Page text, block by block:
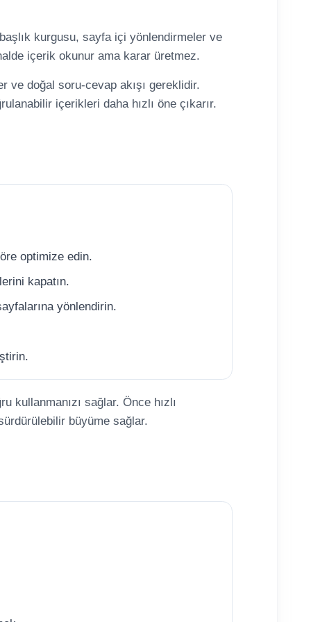
kurgusu, sayfa içi yönlendirmeler ve
içerik okunur ama karar üretmez.
ve doğal soru-cevap akışı gereklidir.
içerikleri daha hızlı öne çıkarır.
optimize edin.
kapatın.
yönlendirin.
kullanmanızı sağlar. Önce hızlı
büyüme sağlar.